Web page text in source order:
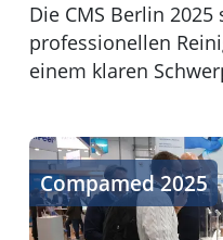
Die CMS Berlin
professionellen
einem klaren
Medizintechnik &
Compamed 2025